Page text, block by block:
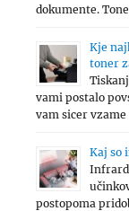
dokumente.
Kje
toner
vami postalo
vam sicer
Kaj so
postopoma